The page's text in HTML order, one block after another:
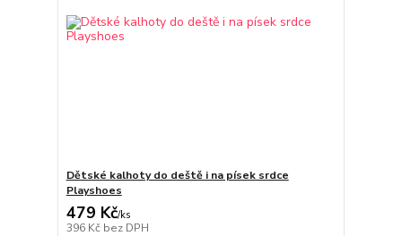
Dětské kalhoty do deště i na písek srdce
Playshoes
479 Kč/ks
396 Kč bez DPH